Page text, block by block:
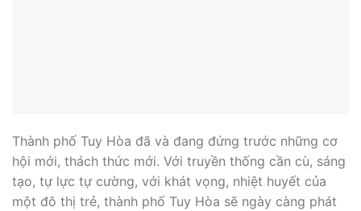
Thành phố Tuy Hòa đã và đang đứng trước những cơ
hội mới, thách thức mới. Với truyền thống cần cù, sáng
tạo, tự lực tự cường, với khát vọng, nhiệt huyết của
một đô thị trẻ, thành phố Tuy Hòa sẽ ngày càng phát